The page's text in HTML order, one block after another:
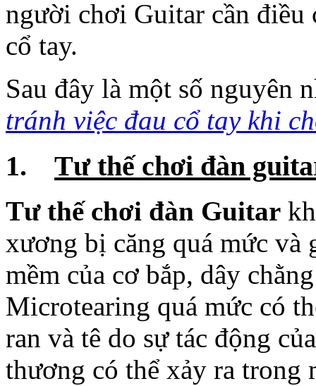
tránh việc đau cổ tay khi
Tư thế chơi đàn
Tư thế chơi đàn Guitar
xương bị căng quá mức
mềm của cơ bắp, dây
Microtearing quá mức có
ran và tê do sự tác động
thương có thể xảy ra trong
một buổi tập, hoặc cũng
Lâu dài sẽ dẫn đến: viêm
thương do căng thẳng lặp